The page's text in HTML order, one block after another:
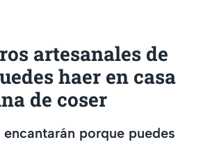
artesanales de
haer en casa
de coser
porque puedes